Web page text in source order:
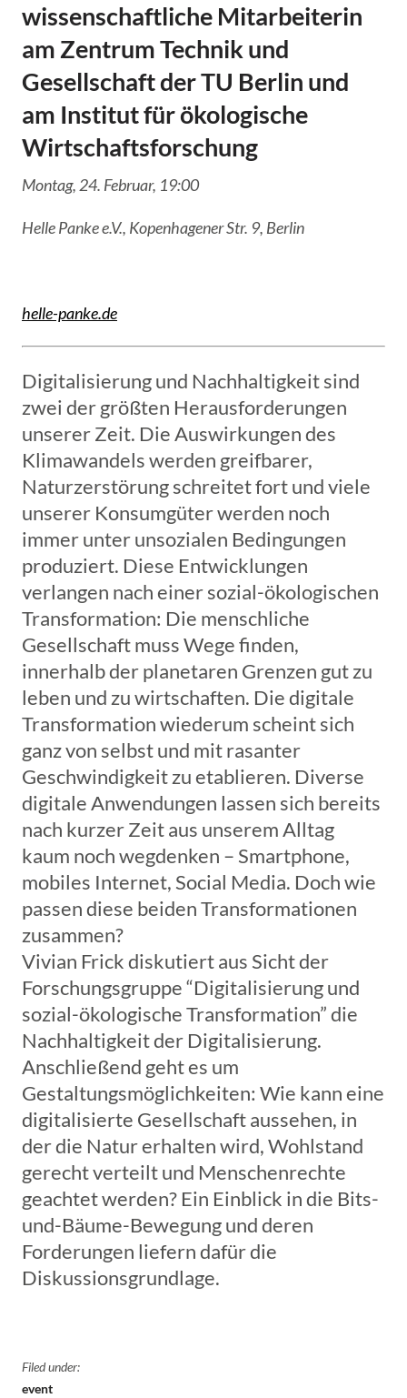
wissenschaftliche Mitarbeiterin
am Zentrum Technik und
Gesellschaft der TU Berlin und
am Institut für ökologische
Wirtschaftsforschung
Montag, 24. Februar, 19:00
Helle Panke e.V., Kopenhagener Str. 9, Berlin
helle-panke.de
Digitalisierung und Nachhaltigkeit sind
zwei der größten Herausforderungen
unserer Zeit. Die Auswirkungen des
Klimawandels werden greifbarer,
Naturzerstörung schreitet fort und viele
unserer Konsumgüter werden noch
immer unter unsozialen Bedingungen
produziert. Diese Entwicklungen
verlangen nach einer sozial-ökologischen
Transformation: Die menschliche
Gesellschaft muss Wege finden,
innerhalb der planetaren Grenzen gut zu
leben und zu wirtschaften. Die digitale
Transformation wiederum scheint sich
ganz von selbst und mit rasanter
Geschwindigkeit zu etablieren. Diverse
digitale Anwendungen lassen sich bereits
nach kurzer Zeit aus unserem Alltag
kaum noch wegdenken – Smartphone,
mobiles Internet, Social Media. Doch wie
passen diese beiden Transformationen
zusammen?
Vivian Frick diskutiert aus Sicht der
Forschungsgruppe “Digitalisierung und
sozial-ökologische Transformation” die
Nachhaltigkeit der Digitalisierung.
Anschließend geht es um
Gestaltungsmöglichkeiten: Wie kann eine
digitalisierte Gesellschaft aussehen, in
der die Natur erhalten wird, Wohlstand
gerecht verteilt und Menschenrechte
geachtet werden? Ein Einblick in die Bits-
und-Bäume-Bewegung und deren
Forderungen liefern dafür die
Diskussionsgrundlage.
Filed under:
event